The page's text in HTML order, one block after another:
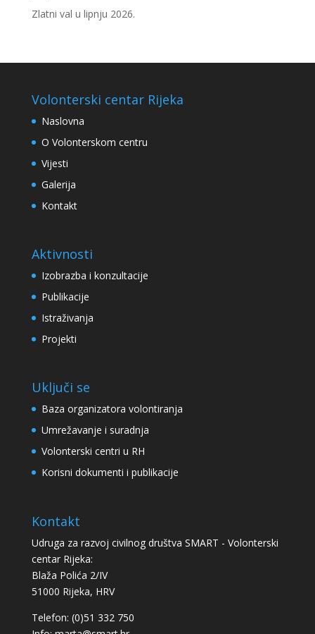
Zlatni val u lipnju 2026.
Volonterski centar Rijeka
Naslovna
O Volonterskom centru
Vijesti
Galerija
Kontakt
Aktivnosti
Izobrazba i konzultacije
Publikacije
Istraživanja
Projekti
Uključi se
Baza organizatora volontiranja
Umrežavanje i suradnja
Volonterski centri u RH
Korisni dokumenti i publikacije
Kontakt
Udruga za razvoj civilnog društva SMART - Volonterski
centar Rijeka:
Blaža Polića 2/IV
51000 Rijeka, HRV
Telefon: (0)51 332 750